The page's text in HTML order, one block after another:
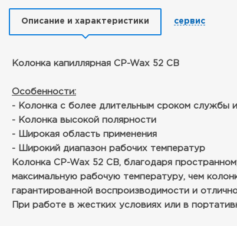
Описание и характеристики сервис
Колонка капиллярная CP-Wax 52 CB
Особенности:
- Колонка с более длительным сроком службы
- Колонка высокой полярности
- Широкая область применения
- Широкий диапазон рабочих температур
Колонка CP-Wax 52 CB, благодаря
максимальную рабочую температуру, чем
гарантированной воспроизводимости и
При работе в жестких условиях или в